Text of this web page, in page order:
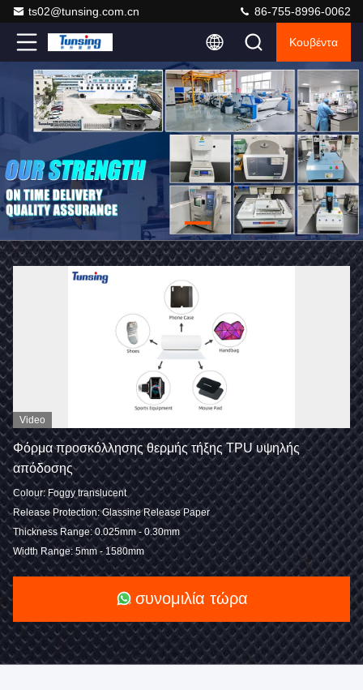
ts02@tunsing.com.cn 86-755-8996-0062
Κουβέντα
Video
Φόρμα προσκόλλησης θερμής τήξης TPU υψηλής
απόδοσης
Colour: Foggy translucent
Release Protection: Glassine Release Paper
Thickness Range: 0.025mm - 0.30mm
Width Range: 5mm - 1580mm
συνομιλία τώρα